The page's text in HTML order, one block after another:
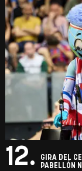
12.
GIRA DEL
PABELLÓN